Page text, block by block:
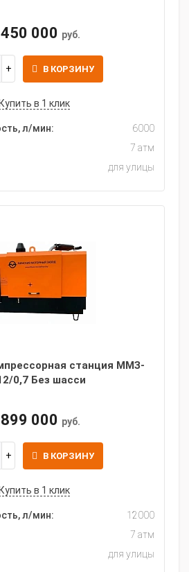
000 руб.
В КОРЗИНУ
Купить в 1 клик
л/мин:
6000
7 атм
для улицы
станция ММЗ-
0,7 Без шасси
000 руб.
В КОРЗИНУ
Купить в 1 клик
л/мин:
12000
7 атм
для улицы